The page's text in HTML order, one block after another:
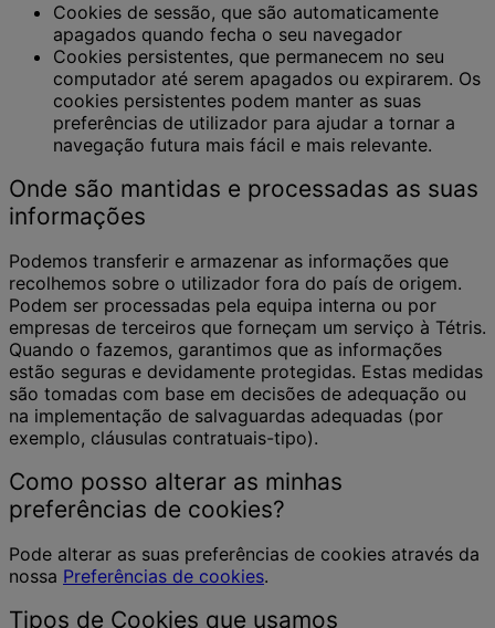
Cookies de sessão, que são automaticamente
apagados quando fecha o seu navegador
Cookies persistentes, que permanecem no seu
computador até serem apagados ou expirarem. Os
cookies persistentes podem manter as suas
preferências de utilizador para ajudar a tornar a
navegação futura mais fácil e mais relevante.
Onde são mantidas e processadas as suas
informações
Podemos transferir e armazenar as informações que
recolhemos sobre o utilizador fora do país de origem.
Podem ser processadas pela equipa interna ou por
empresas de terceiros que forneçam um serviço à Tétris.
Quando o fazemos, garantimos que as informações
estão seguras e devidamente protegidas. Estas medidas
são tomadas com base em decisões de adequação ou
na implementação de salvaguardas adequadas (por
exemplo, cláusulas contratuais-tipo).
Como posso alterar as minhas
preferências de cookies?
Pode alterar as suas preferências de cookies através da
nossa Preferências de cookies.
Tipos de Cookies que usamos